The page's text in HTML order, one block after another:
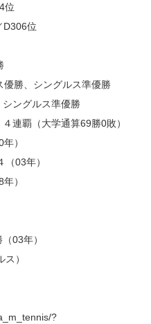
位
D306位
勝、シングルス準優勝
ングルス準優勝
連覇（大学通算69勝0敗）
）
03年）
）
03年）
）
?